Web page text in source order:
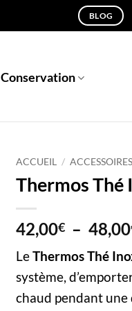
BLOG
Conservation
ACCUEIL /
Thermos Thé
42,00€ – 48,00
LeThermos Thé
système,
chaud pendant